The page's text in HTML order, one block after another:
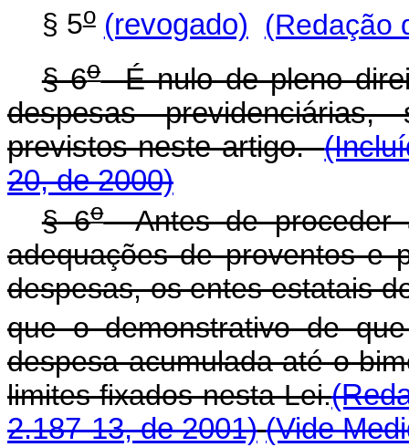
§ 5o (revogado)
(Redação
§ 6oÉ nulo de pleno
despesas
previstos neste artigo.
20, de 2000)
§ 6oAntes de proceder
adequações de proventos e
despesas, os entes estatais
que o demonstrativo de
despesa acumulada até o
limites fixados nesta Lei.
2.187-13, de 2001) (Vide